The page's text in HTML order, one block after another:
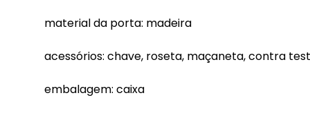
material da porta: madeira
acessórios: chave, roseta, maçaneta, contra
embalagem: caixa